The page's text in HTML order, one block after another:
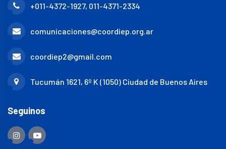
+011-4372-1927, 011-4371-2334
comunicaciones@coordiep.org.ar
coordiep2@gmail.com
Tucumán 1621, 6º K (1050) Ciudad de Buenos Aires
Seguinos